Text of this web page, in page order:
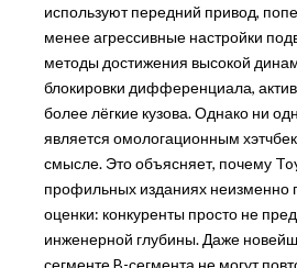
используют передний привод,
менее агрессивные настройки
методы достижения высокой
блокировки дифференциала,
более лёгкие кузова. Однако ни
является омологационным
смысле. Это объясняет, почему
профильных изданиях неизменно
оценки: конкуренты просто не
инженерной глубины. Даже
сегменте B-сегмента не могут